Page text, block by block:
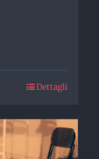
Dettagli